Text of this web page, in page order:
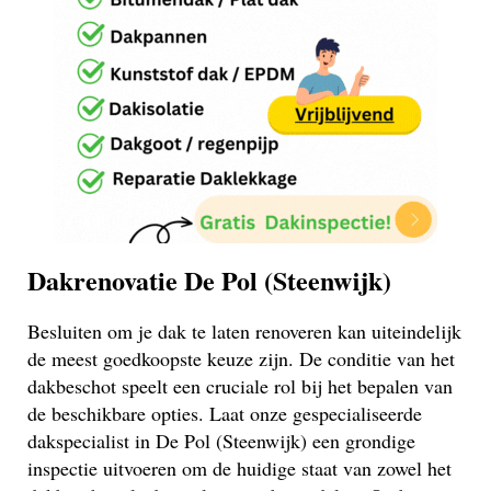
Dakrenovatie De Pol (Steenwijk)
Besluiten om je dak te laten renoveren kan uiteindelijk
de meest goedkoopste keuze zijn. De conditie van het
dakbeschot speelt een cruciale rol bij het bepalen van
de beschikbare opties. Laat onze gespecialiseerde
dakspecialist in De Pol (Steenwijk) een grondige
inspectie uitvoeren om de huidige staat van zowel het